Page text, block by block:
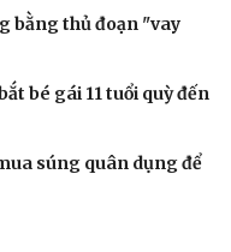
bằng thủ đoạn "vay
bé gái 11 tuổi quỳ đến
súng quân dụng để